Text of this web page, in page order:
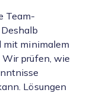
Team-
mit minimalem
Wir prüfen, wie
Lösungen